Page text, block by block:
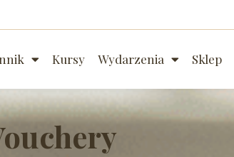
Kursy Wydarzenia Sklep